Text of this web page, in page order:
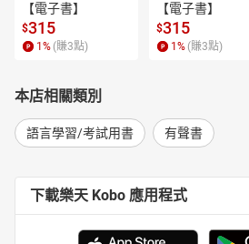
【電子書】
$315
1 % (賺3點)
【電子書】
$315
1 % (賺3點)
本店相關類別
語言學習/考試用書 有聲書
下載樂天 Kobo 應用程式